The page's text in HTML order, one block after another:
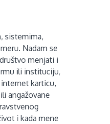
sistemima,
Nadam se
menjati i
ili instituciju,
karticu,
angažovane
i kada mene